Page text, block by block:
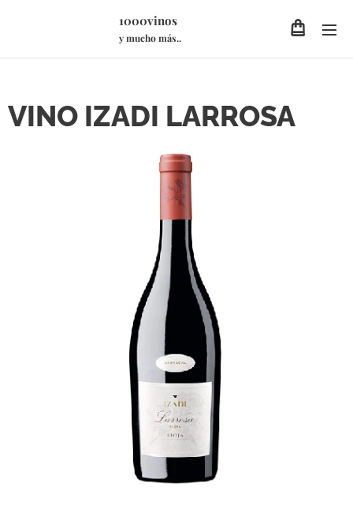
1000vinos
y mucho más..
VINO IZADI LARROSA